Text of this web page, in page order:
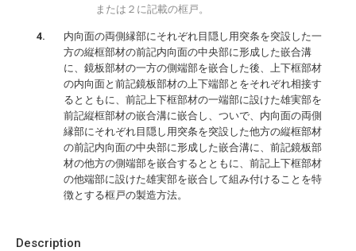
Description
または２に記載の框戸。
内向面の両側縁部にそれぞれ目隠し用突条を突設した一
方の縦框部材の前記内向面の中央部に形成した嵌合溝
に、鏡板部材の一方の側端部を嵌合した後、上下框部材
の内向面と前記鏡板部材の上下端部とをそれぞれ相接す
るとともに、前記上下框部材の一端部に設けた雄実部を
前記縦框部材の嵌合溝に嵌合し、ついで、内向面の両側
縁部にそれぞれ目隠し用突条を突設した他方の縦框部材
の前記内向面の中央部に形成した嵌合溝に、前記鏡板部
材の他方の側端部を嵌合するとともに、前記上下框部材
の他端部に設けた雄実部を嵌合して組み付けることを特
徴とする框戸の製造方法。